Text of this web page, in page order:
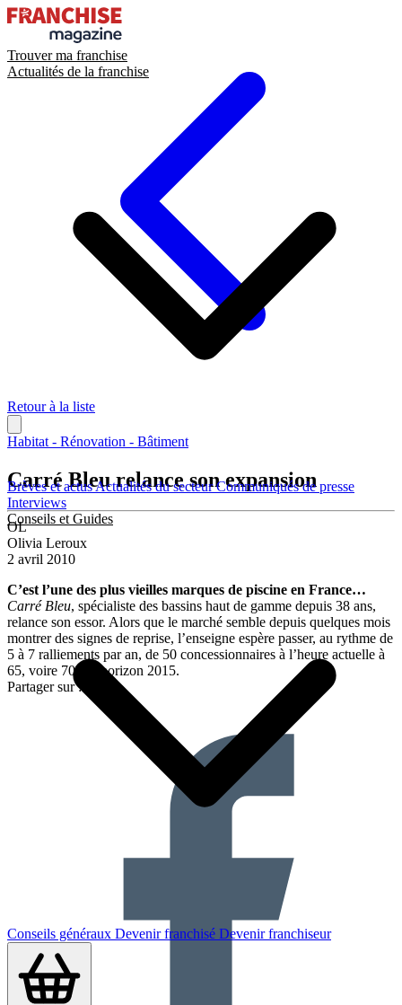
Trouver ma franchise
Actualités de la franchise
Brèves et actusActualités du secteurCommuniqués de presse
Interviews
Conseils et Guides
Conseils généraux Devenir franchisé Devenir franchiseur
Retour à la liste
Habitat - Rénovation - Bâtiment
Carré Bleu relance son expansion
OL
Olivia Leroux
2 avril 2010
C’est l’une des plus vieilles marques de piscine en France…
Carré Bleu, spécialiste des bassins haut de gamme depuis 38 ans,
relance son essor. Alors que le marché semble depuis quelques mois
montrer des signes de reprise, l’enseigne espère passer, au rythme de
5 à 7 ralliements par an, de 50 concessionnaires à l’heure actuelle à
65, voire 70, à l’horizon 2015.
Partager sur :